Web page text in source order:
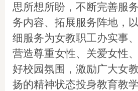
思所想所盼，不断完善服
务内容、拓展服务阵地，
细服务为女教职工办实事
营造尊重女性、关爱女性
好校园氛围，激励广大女
扬的精神状态投身教育教